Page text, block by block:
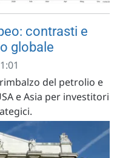
contrasti e
globale
rimbalzo del petrolio e
e Asia per investitori